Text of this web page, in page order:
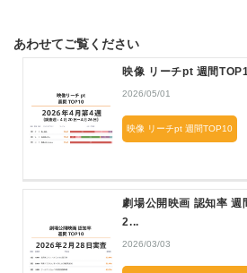
あわせてご覧ください
映像 リーチpt 週間
2026/05/01
映像 リーチpt 週間TOP10
劇場公開映画 認知率 週
2...
2026/03/03